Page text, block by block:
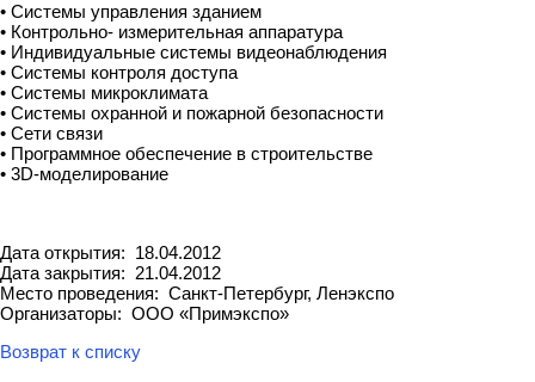
• Системы управления зданием
• Контрольно- измерительная аппаратура
• Индивидуальные системы видеонаблюдения
• Системы контроля доступа
• Системы микроклимата
• Системы охранной и пожарной безопасности
• Сети связи
• Программное обеспечение в строительстве
• 3D-моделирование
Дата открытия: 18.04.2012
Дата закрытия: 21.04.2012
Место проведения: Санкт-Петербург, Ленэкспо
Организаторы: OOO «Примэкспо»
Возврат к списку